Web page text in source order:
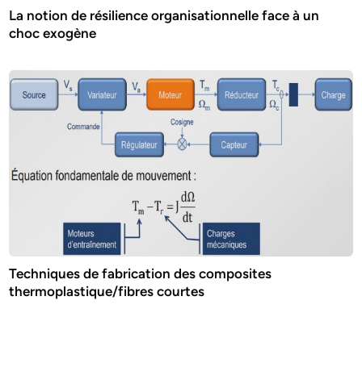
La notion de résilience organisationnelle face à un
choc exogène
Techniques de fabrication des composites
thermoplastique/fibres courtes